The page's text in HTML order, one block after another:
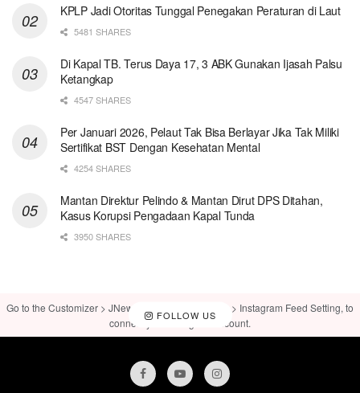
KPLP Jadi Otoritas Tunggal Penegakan Peraturan di Laut
5481 SHARES
Di Kapal TB. Terus Daya 17, 3 ABK Gunakan Ijasah Palsu
Ketangkap
4547 SHARES
Per Januari 2026, Pelaut Tak Bisa Berlayar Jika Tak Miliki
Sertifikat BST Dengan Kesehatan Mental
4254 SHARES
Mantan Direktur Pelindo & Mantan Dirut DPS Ditahan,
Kasus Korupsi Pengadaan Kapal Tunda
3950 SHARES
FOLLOW US
Go to the Customizer > JNews : Social, Like & View > Instagram Feed Setting, to
connect your Instagram account.